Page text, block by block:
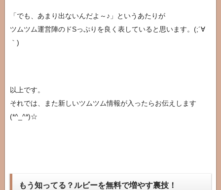
「でも、あまり出ないんだよ～♪」というあたりが
ツムツム運営陣のドSっぷりを良く表していると思います。(;´∀
｀)
以上です。
それでは、また新しいツムツム情報が入ったらお伝えします
(*^_^*)☆
もう知ってる？ルビーを無料で増やす裏技！